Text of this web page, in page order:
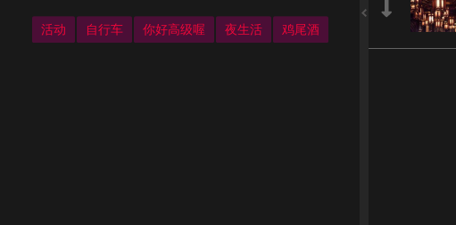
活动 自行车 你好高级喔 夜生活 鸡尾酒